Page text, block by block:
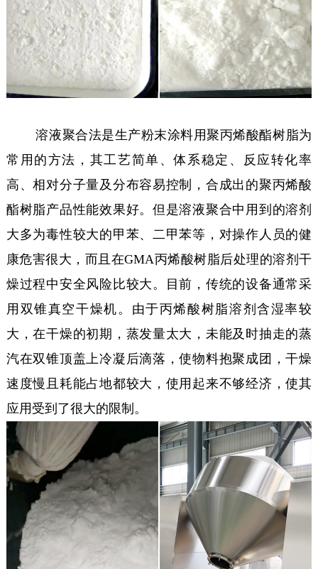
溶液聚合法是生产粉末涂料用聚丙烯酸酯树脂为
常用的方法，其工艺简单、体系稳定、反应转化率
高、相对分子量及分布容易控制，合成出的聚丙烯酸
酯树脂产品性能效果好。但是溶液聚合中用到的溶剂
大多为毒性较大的甲苯、二甲苯等，对操作人员的健
康危害很大，而且在GMA丙烯酸树脂后处理的溶剂干
燥过程中安全风险比较大。目前，传统的设备通常采
用双锥真空干燥机。由于丙烯酸树脂溶剂含湿率较
大，在干燥的初期，蒸发量太大，未能及时抽走的蒸
汽在双锥顶盖上冷凝后滴落，使物料抱聚成团，干燥
速度慢且耗能占地都较大，使用起来不够经济，使其
应用受到了很大的限制。